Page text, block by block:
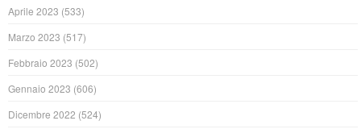
Aprile 2023 (533)
Marzo 2023 (517)
Febbraio 2023 (502)
Gennaio 2023 (606)
Dicembre 2022 (524)